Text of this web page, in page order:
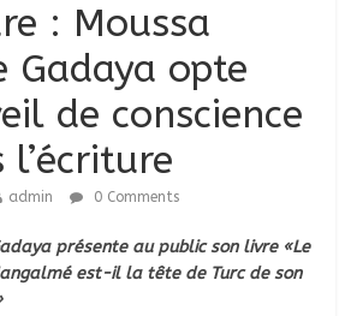
: Moussa
Gadaya opte
de conscience
admin 0 Comments
présente au public son livre «Le
est-il la tête de Turc de son